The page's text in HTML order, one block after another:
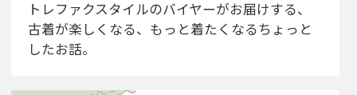
トレファクスタイルのバイヤーがお届けする、
古着が楽しくなる、もっと着たくなるちょっと
したお話。